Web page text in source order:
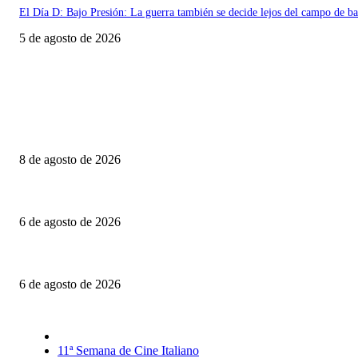
El Día D: Bajo Presión: La guerra también se decide lejos del campo de
5 de agosto de 2026
8 de agosto de 2026
6 de agosto de 2026
6 de agosto de 2026
11ª Semana de Cine Italiano